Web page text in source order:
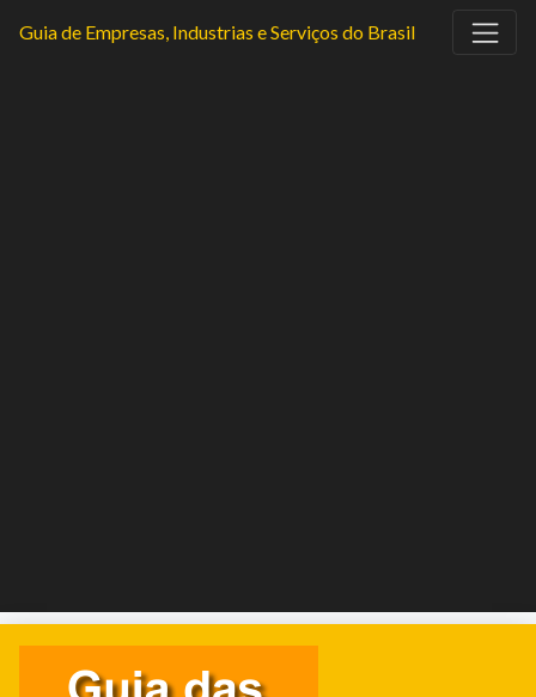
Guia de Empresas, Industrias e Serviços do Brasil